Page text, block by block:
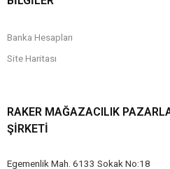
Banka Hesapları
Site Haritası
RAKER MAĞAZACILIK
ŞIRKETI
Egemenlik Mah. 6133 Sokak No:18